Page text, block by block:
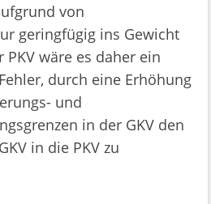
von
geringfügig ins Gewicht
wäre es daher ein
durch eine Erhöhung
und
in der GKV den
in die PKV zu